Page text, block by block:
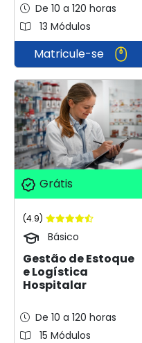
De 10 a 120 horas
13 Módulos
Matricule-se
Grátis
(4.9)
Básico
Gestão de Estoque
e Logística
Hospitalar
De 10 a 120 horas
15 Módulos